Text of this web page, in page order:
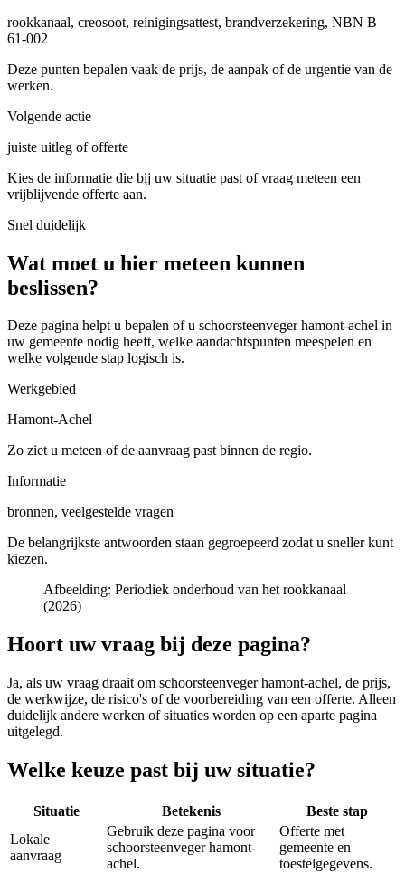
rookkanaal, creosoot, reinigingsattest, brandverzekering, NBN B
61-002
Deze punten bepalen vaak de prijs, de aanpak of de urgentie van de
werken.
Volgende actie
juiste uitleg of offerte
Kies de informatie die bij uw situatie past of vraag meteen een
vrijblijvende offerte aan.
Snel duidelijk
Wat moet u hier meteen kunnen
beslissen?
Deze pagina helpt u bepalen of u schoorsteenveger hamont-achel in
uw gemeente nodig heeft, welke aandachtspunten meespelen en
welke volgende stap logisch is.
Werkgebied
Hamont-Achel
Zo ziet u meteen of de aanvraag past binnen de regio.
Informatie
bronnen, veelgestelde vragen
De belangrijkste antwoorden staan gegroepeerd zodat u sneller kunt
kiezen.
Afbeelding: Periodiek onderhoud van het rookkanaal
(2026)
Hoort uw vraag bij deze pagina?
Ja, als uw vraag draait om schoorsteenveger hamont-achel, de prijs,
de werkwijze, de risico's of de voorbereiding van een offerte. Alleen
duidelijk andere werken of situaties worden op een aparte pagina
uitgelegd.
Welke keuze past bij uw situatie?
Situatie Betekenis
Beste stap
Lokale
aanvraag
Gebruik deze pagina voor
schoorsteenveger hamont-
achel.
Offerte met
gemeente en
toestelgegevens.